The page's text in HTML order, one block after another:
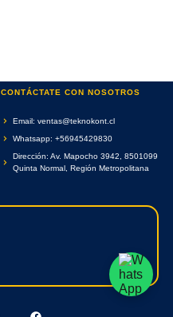
CONTÁCTATE CON NOSOTROS
Email: ventas@teknokont.cl
Whatsapp: +56945429830
Dirección: Av. Mapocho 3942, 8501099
Quinta Normal, Región Metropolitana